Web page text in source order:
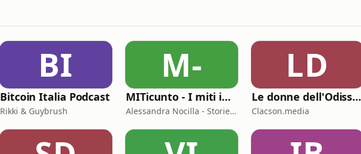
BI
Bitcoin Italia Podcast
Rikki & Guybrush
M-
MITicunto - I miti in prima persona
Alessandra Nocilla - Storielibere.fm
LD
Le donne dell'Odissea
Clacson.media